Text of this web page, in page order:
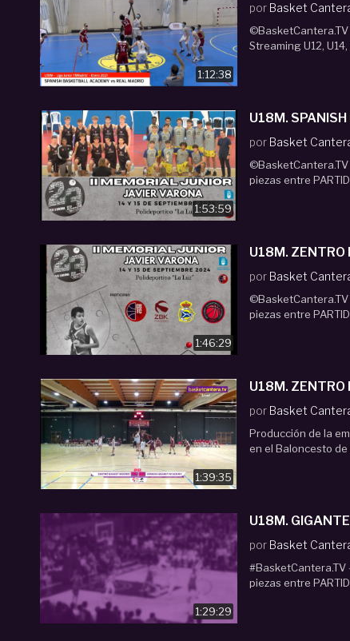
1:12:38
por Basket
Streaming U12,
1:53:59
U18M.
por Basket
piezas entre
1:46:29
por Basket
piezas entre
1:39:35
U18M.
por Basket
Producción de la
en el Baloncesto de
1:29:29
U18M.
por Basket
piezas entre